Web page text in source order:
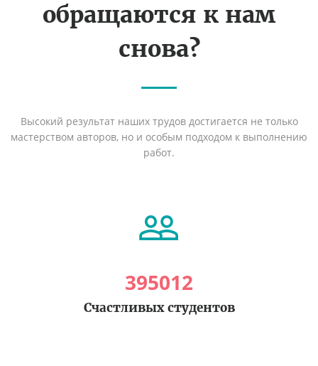
обращаются к нам
снова?
Высокий результат наших трудов достигается не только
мастерством авторов, но и особым подходом к выполнению
работ.
395012
Счастливых студентов